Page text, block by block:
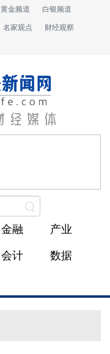
黄金频道 白银频道
名家观点 财经观察
金融 产业
会计 数据